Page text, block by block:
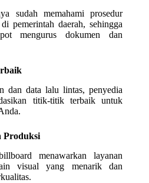
sudah memahami prosedur
pemerintah daerah, sehingga
mengurus dokumen dan
dan data lalu lintas, penyedia
titik-titik terbaik untuk
Produksi
menawarkan layanan
visual yang menarik dan